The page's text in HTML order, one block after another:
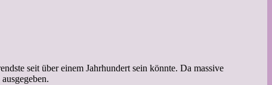
seit über einem Jahrhundert sein könnte. Da massive